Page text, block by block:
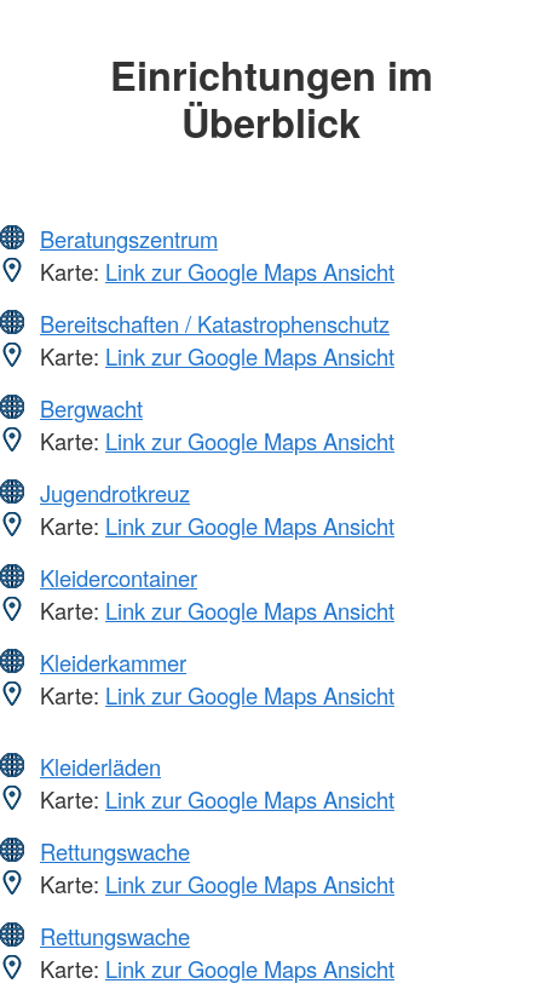
Einrichtungen im
Überblick
Beratungszentrum
Karte: Link zur Google Maps Ansicht
Bereitschaften / Katastrophenschutz
Karte: Link zur Google Maps Ansicht
Bergwacht
Karte: Link zur Google Maps Ansicht
Jugendrotkreuz
Karte: Link zur Google Maps Ansicht
Kleidercontainer
Karte: Link zur Google Maps Ansicht
Kleiderkammer
Karte: Link zur Google Maps Ansicht
Kleiderläden
Karte: Link zur Google Maps Ansicht
Rettungswache
Karte: Link zur Google Maps Ansicht
Rettungswache
Karte: Link zur Google Maps Ansicht